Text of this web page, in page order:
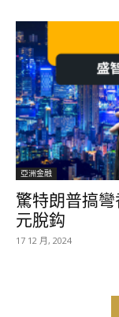
亞洲金融
驚特朗普搞
元脫鈎
17 12 月, 2024